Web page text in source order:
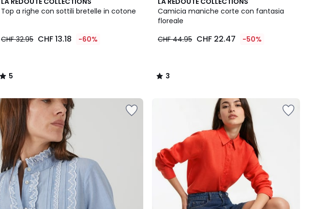
Top a righe con sottili bretelle in cotone
CHF 32.95 CHF 13.18 -60%
/
5
/
Camicia maniche corte con fantasia
floreale
CHF 44.95 CHF 22.47 -50%
/
5
3
/